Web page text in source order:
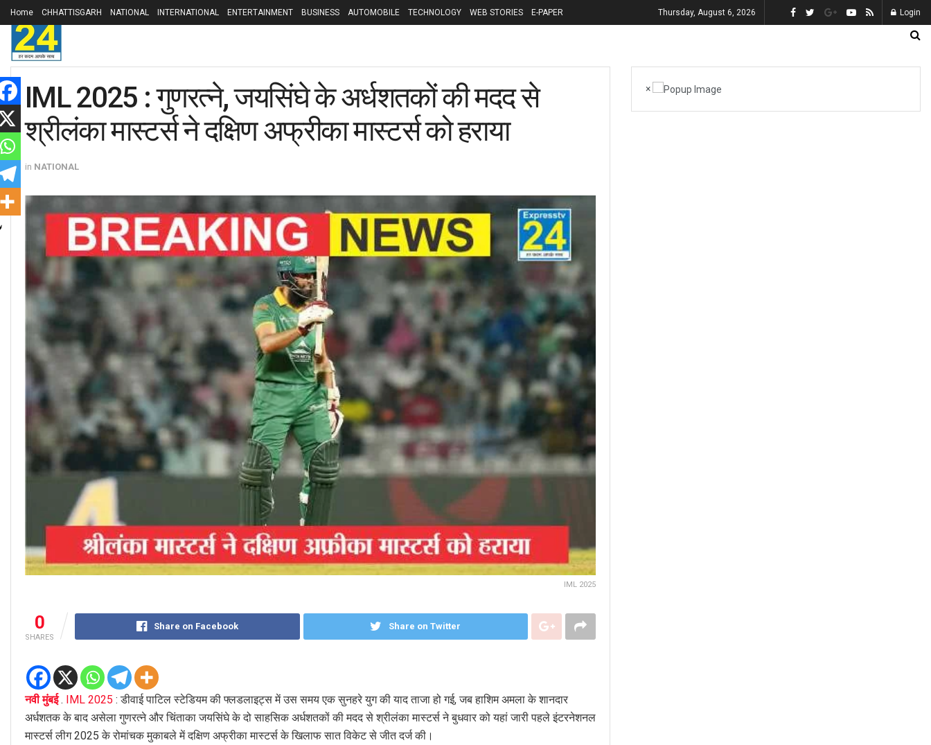
Home CHHATTISGARH NATIONAL INTERNATIONAL ENTERTAINMENT BUSINESS AUTOMOBILE TECHNOLOGY WEB STORIES E-PAPER Thursday, August 6, 2026 Login
IML 2025 : गुणरत्ने, जयसिंघे के अर्धशतकों की मदद से
श्रीलंका मास्टर्स ने दक्षिण अफ्रीका मास्टर्स को हराया
in NATIONAL
IML 2025
0
SHARES
Share on Facebook Share on Twitter
नवी मुंबई. IML 2025 : डीवाई पाटिल स्टेडियम की फ्लडलाइट्स में उस समय एक सुनहरे युग की याद ताजा हो गई, जब हाशिम अमला के शानदार
अर्धशतक के बाद असेला गुणरत्ने और चिंताका जयसिंघे के दो साहसिक अर्धशतकों की मदद से श्रीलंका मास्टर्स ने बुधवार को यहां जारी पहले इंटरनेशनल
मास्टर्स लीग 2025 के रोमांचक मुकाबले में दक्षिण अफ्रीका मास्टर्स के खिलाफ सात विकेट से जीत दर्ज की।
×